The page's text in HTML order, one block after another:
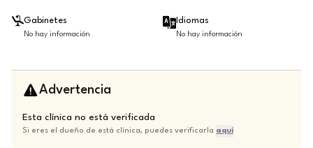
Gabinetes
No hay información
Idiomas
No hay información
Advertencia
Esta clínica no está verificada
Si eres el dueño de está clínica, puedes verificarla aquí